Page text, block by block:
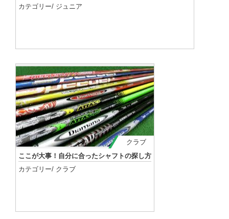
カテゴリー/ ジュニア
クラブ
ここが大事！自分に合ったシャフトの探し方
カテゴリー/ クラブ